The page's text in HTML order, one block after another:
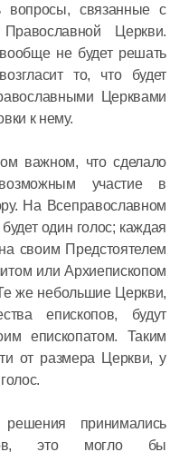
вопросы, связанные с
Церкви.
не будет решать
то, что будет
Церквами
к нему.
важном, что сделало
участие в
На Всеправославном
один голос; каждая
своим Предстоятелем
или Архиепископом
же небольшие Церкви,
епископов, будут
епископатом. Таким
от размера Церкви, у
принимались
это могло бы